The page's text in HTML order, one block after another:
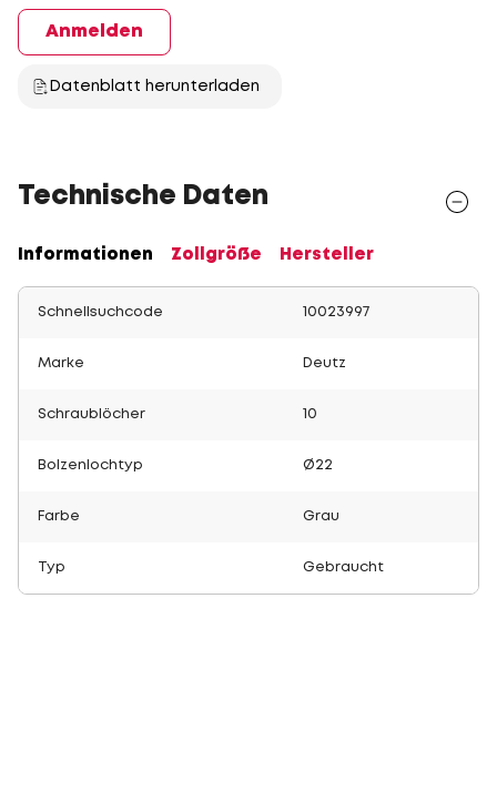
Anmelden
Datenblatt herunterladen
Technische Daten
Informationen Zollgröße Hersteller
Schnellsuchcode 10023997
Marke Deutz
Schraublöcher 10
Bolzenlochtyp Ø22
Farbe Grau
Typ Gebraucht